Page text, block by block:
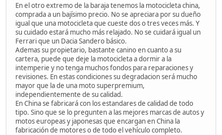
En el otro extremo de la baraja tenemos la motocicleta china,
comprada a un bajísimo precio. No se apreciara por su dueño
igual que una motocicleta que cueste dos o tres veces más. Y
su cuidado estará mucho más relajado. No se cuidará igual un
Ferrari que un Dacia Sandero básico.
Ademas su propietario, bastante canino en cuanto a su
cartera, puede que deje la motocicleta a dormir a la
intemperie y no tenga muchos fondos para reparaciones y
revisiones. En estas condiciones su degradacion será mucho
mayor que la de una moto superpremium,
independientemente de su calidad.
En China se fabricará con los estandares de calidad de todo
tipo. Sino que se lo pregunten a las mejores marcas de autos y
motos europeas y japonesas que encargan en China la
fabricación de motores o de todo el vehículo completo.